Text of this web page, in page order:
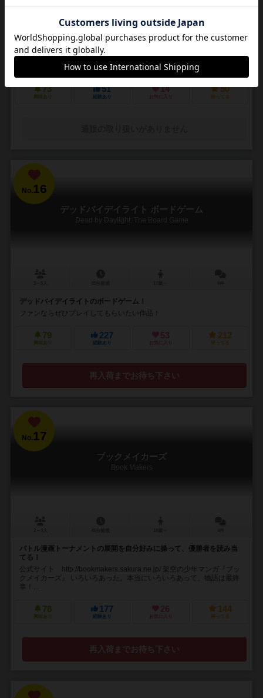
14歳～
悪夢のような街で他の狩人を出し抜いて「血の遺志」を集めろ
ＰＳ４で発売されたフロムソフトウェアのブラッドボーンのカードゲ
ーム化。 かつて栄華を極めた古都ヤーナムでは風土病「獣の病」がは
びこっていた。あなたは「獣の病」の罹患者で...
73
興味あり
51
経験あり
14
お気に入り
50
持ってる
No. 16
デッドバイデイライト ボードゲーム
Dead by Daylight: The Board Game
デッドバイデイライトのボードゲーム！
ファンならぜひプレイしてもらいたい作品！
79
興味あり
227
経験あり
53
お気に入り
212
持ってる
再入荷までお待ち下さい
No.17
ブックメイカーズ
Book Makers
バトル漫画トーナメントの展開を自分好みに操って、優勝者を読み当
てる！
公式サイト http://bookmakers.sakura.ne.jp/ 架空の少年マンガ『ブッ
クメイカーズ』 いろいろあった。本当にいろいろあって、物語は最終
章！...
78
興味あり
177
経験あり
26
お気に入り
144
持ってる
再入荷までお待ち下さい